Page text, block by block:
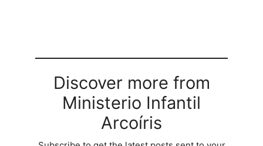
Discover more from
Ministerio Infantil
Arcoíris